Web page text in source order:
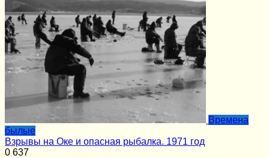
Времена
былые
Взрывы на Оке и опасная рыбалка. 1971 год
0 637